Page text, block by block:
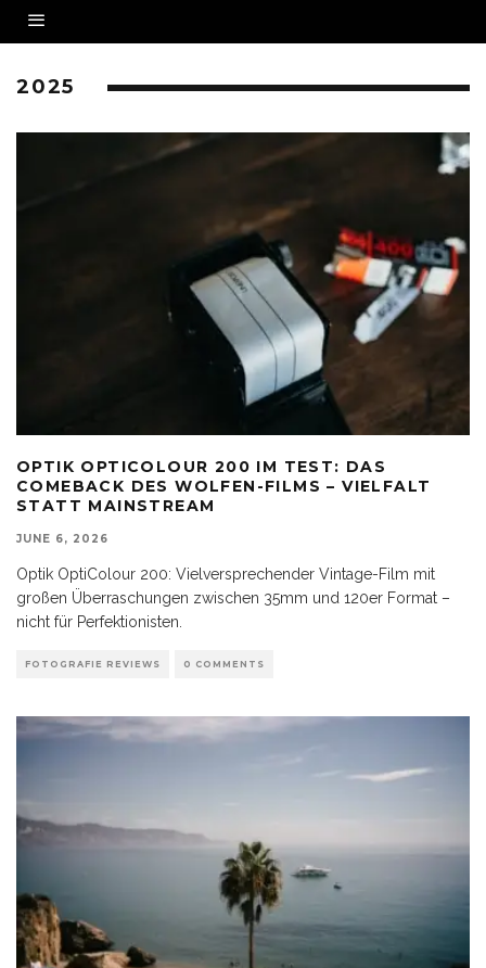
2025
OPTIK OPTICOLOUR 200 IM TEST: DAS
COMEBACK DES WOLFEN-FILMS – VIELFALT
STATT MAINSTREAM
JUNE 6, 2026
Optik OptiColour 200: Vielversprechender Vintage-Film mit
großen Überraschungen zwischen 35mm und 120er Format –
nicht für Perfektionisten.
FOTOGRAFIE REVIEWS 0 COMMENTS